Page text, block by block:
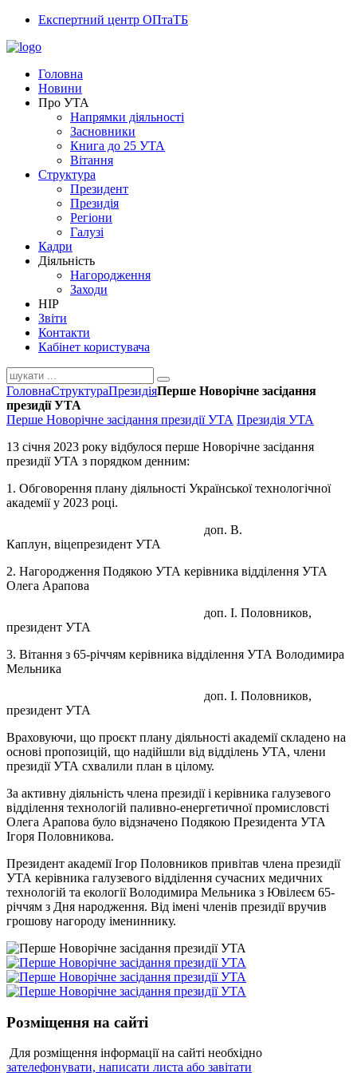
Експертний центр ОПтаТБ
Головна
Новини
Про УТА
Напрямки діяльності
Засновники
Книга до 25 УТА
Вітання
Структура
Президент
Президія
Регіони
Галузі
Кадри
Діяльність
Нагородження
Заходи
НІР
Звіти
Контакти
Кабінет користувача
ГоловнаСтруктураПрезидіяПерше Новорічне засідання
президії УТА
Перше Новорічне засідання президії УТА Президія УТА
13 січня 2023 року відбулося перше Новорічне засідання
президії УТА з порядком денним:
1. Обговорення плану діяльності Української технологічної
академії у 2023 році.
доп. В.
Каплун, віцепрезидент УТА
2. Нагородження Подякою УТА керівника відділення УТА
Олега Арапова
доп. І. Половников,
президент УТА
3. Вітання з 65-річчям керівника відділення УТА Володимира
Мельника
доп. І. Половников,
президент УТА
Враховуючи, що проєкт плану діяльності академії складено на
основі пропозицій, що надійшли від відділень УТА, члени
президії УТА схвалили план в цілому.
За активну діяльність члена президії і керівника галузевого
відділення технологій паливно-енергетичної промисловсті
Олега Арапова було відзначено Подякою Президента УТА
Ігоря Половникова.
Президент академії Ігор Половников привітав члена президії
УТА керівника галузевого відділення сучасних медичних
технологій та екології Володимира Мельника з Ювілеєм 65-
річчям з Дня народження. Від імені членів президії вручив
грошову нагороду імениннику.
Розміщення на сайті
Для розміщення інформації на сайті необхідно
зателефонувати, написати листа або завітати